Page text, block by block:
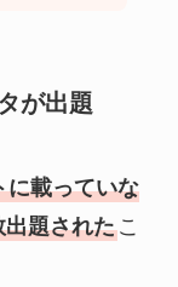
が出題
に載っていな
題されたこ